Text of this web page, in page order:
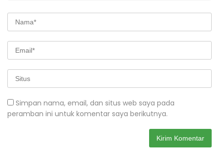
Simpan nama, email, dan situs web saya pada
peramban ini untuk komentar saya berikutnya.